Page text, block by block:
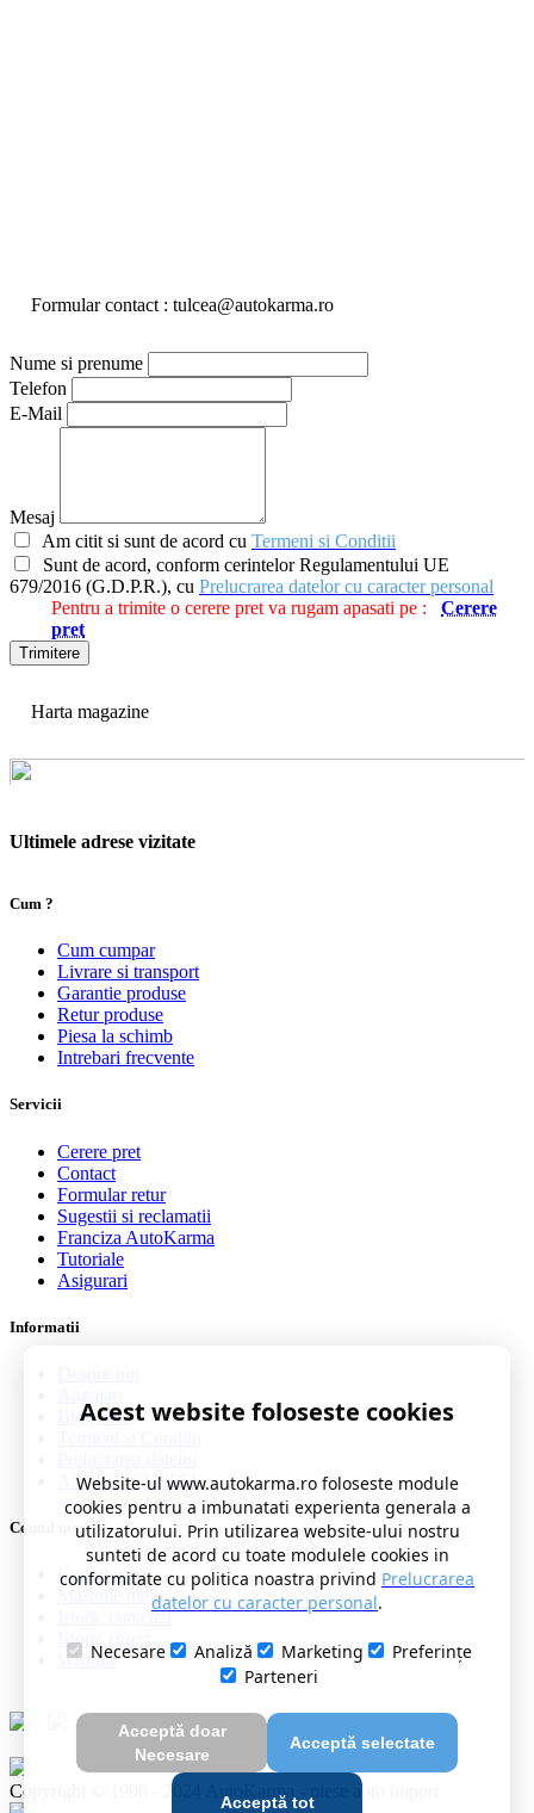
Formular contact : tulcea@autokarma.ro
Nume si prenume
Telefon
E-Mail
Mesaj
Am citit si sunt de acord cu Termeni si Conditii
Sunt de acord, conform cerintelor Regulamentului UE
679/2016 (G.D.P.R.), cu Prelucrarea datelor cu caracter personal
Pentru a trimite o cerere pret va rugam apasati pe : Cerere
pret
Trimitere
Harta magazine
Ultimele adrese vizitate
Cum ?
Cum cumpar
Livrare si transport
Garantie produse
Retur produse
Piesa la schimb
Intrebari frecvente
Servicii
Cerere pret
Contact
Formular retur
Sugestii si reclamatii
Franciza AutoKarma
Tutoriale
Asigurari
Informatii
Blog auto
A.N.P.C. 0219551
Contul meu
Contul meu
Masinile mele
Istoric comenzi
Istoric cereri
Wishlist
Copyright © 1996 - 2024 AutoKarma - piese auto import
Acest website foloseste cookies
Website-ul www.autokarma.ro foloseste module
cookies pentru a imbunatati experienta generala a
utilizatorului. Prin utilizarea website-ului nostru
sunteti de acord cu toate modulele cookies in
conformitate cu politica noastra privind Prelucrarea
datelor cu caracter personal.
Necesare Analiză Marketing
Preferințe
Parteneri
Acceptă doar
Necesare
Acceptă selectate
Acceptă tot